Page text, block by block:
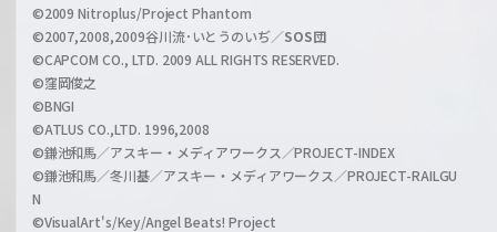
l
©2009 Nitroplus/Project Phantom
©2007,2008,2009谷川流･いとうのいぢ／SOS団
©CAPCOM CO., LTD. 2009 ALL RIGHTS RESERVED.
©窪岡俊之
©BNGI
©ATLUS CO.,LTD. 1996,2008
©鎌池和馬／アスキー・メディアワークス／PROJECT-INDEX
©鎌池和馬／冬川基／アスキー・メディアワークス／PROJECT-RAILGU
N
©VisualArt's/Key/Angel Beats! Project